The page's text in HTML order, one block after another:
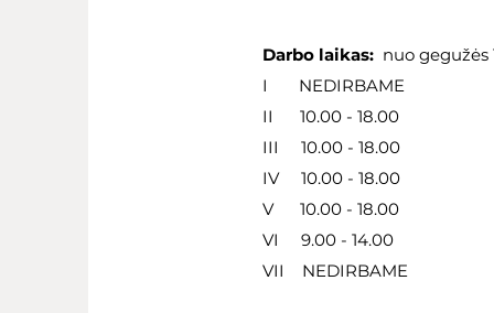
Darbo laikas: nuo gegužės
I NEDIRBAME
II 10.00 - 18.00
III 10.00 - 18.00
IV 10.00 - 18.00
V 10.00 - 18.00
VI 9.00 - 14.00
VII NEDIRBAME